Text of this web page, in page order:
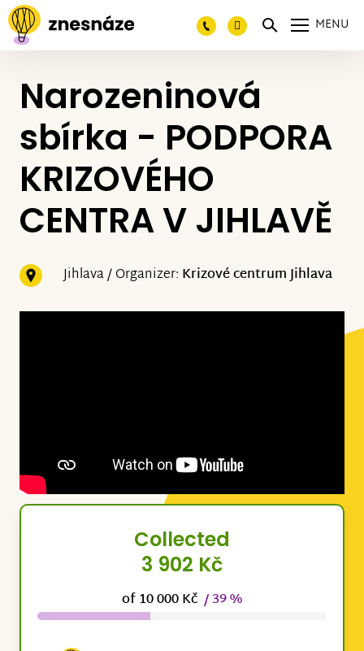
MENU
Narozeninová
sbírka - PODPORA
KRIZOVÉHO
CENTRA V JIHLAVĚ
Jihlava / Organizer: Krizové centrum Jihlava
Collected
3 902 Kč
of 10 000 Kč / 39 %